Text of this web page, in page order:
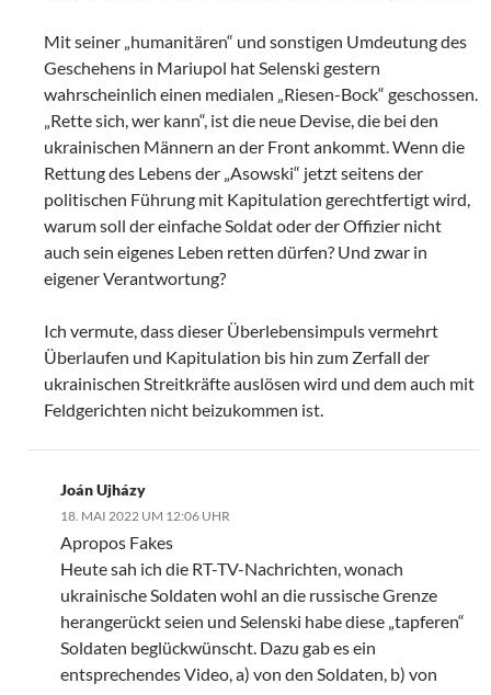
Mit seiner „humanitären“ und sonstigen Umdeutung des
Geschehens in Mariupol hat Selenski gestern
wahrscheinlich einen medialen „Riesen-Bock“ geschossen.
„Rette sich, wer kann“, ist die neue Devise, die bei den
ukrainischen Männern an der Front ankommt. Wenn die
Rettung des Lebens der „Asowski“ jetzt seitens der
politischen Führung mit Kapitulation gerechtfertigt wird,
warum soll der einfache Soldat oder der Offizier nicht
auch sein eigenes Leben retten dürfen? Und zwar in
eigener Verantwortung?
Ich vermute, dass dieser Überlebensimpuls vermehrt
Überlaufen und Kapitulation bis hin zum Zerfall der
ukrainischen Streitkräfte auslösen wird und dem auch mit
Feldgerichten nicht beizukommen ist.
Joán Ujházy
18. MAI 2022 UM 12:06 UHR
Apropos Fakes
Heute sah ich die RT-TV-Nachrichten, wonach
ukrainische Soldaten wohl an die russische Grenze
herangerückt seien und Selenski habe diese „tapferen“
Soldaten beglückwünscht. Dazu gab es ein
entsprechendes Video, a) von den Soldaten, b) von